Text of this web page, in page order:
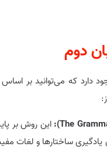
دوم
دارد که می‌توانید بر
The این روش بر
ساختارها و لغات